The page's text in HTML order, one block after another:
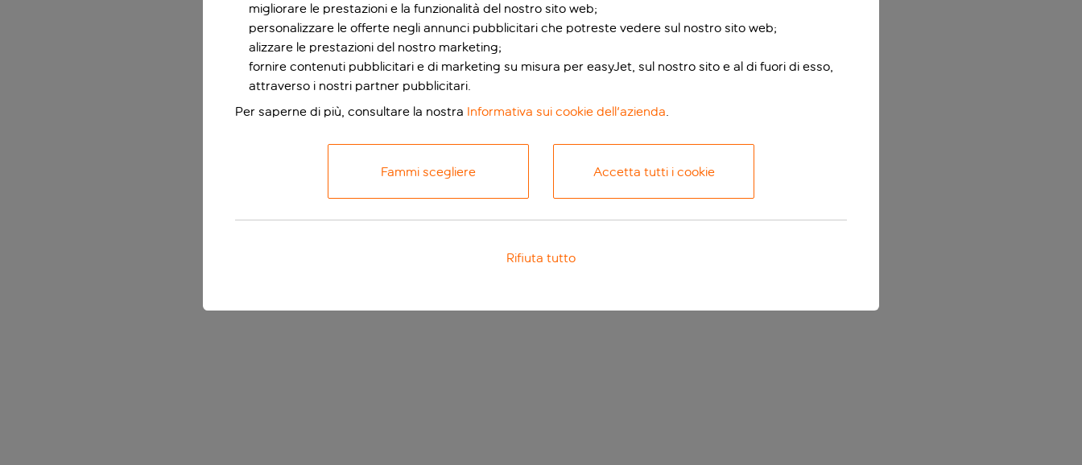
migliorare le prestazioni e la funzionalità del nostro sito web;
personalizzare le offerte negli annunci pubblicitari che potreste vedere sul nostro sito web;
alizzare le prestazioni del nostro marketing;
fornire contenuti pubblicitari e di marketing su misura per easyJet, sul nostro sito e al di fuori di esso,
attraverso i nostri partner pubblicitari.
Per saperne di più, consultare la nostra Informativa sui cookie dell'azienda.
Fammi scegliere Accetta tutti i cookie
Rifiuta tutto